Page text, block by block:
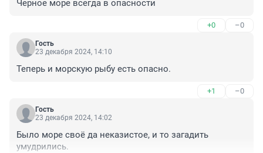
Черное море всегда в опасности
+0 –0
Гость
23 декабря 2024, 14:10
Теперь и морскую рыбу есть опасно.
+1 –0
Гость
23 декабря 2024, 14:02
Было море своё да неказистое, и то загадить
умудрились.